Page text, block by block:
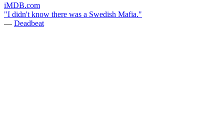
iMDB.com
"I didn't know there was a Swedish Mafia."
— Deadbeat